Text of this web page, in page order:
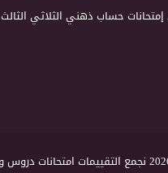
إمتحانات حساب ذهني الثلاثي الثالث
امتحانات دروس و تلاخيص لكل المستويات |